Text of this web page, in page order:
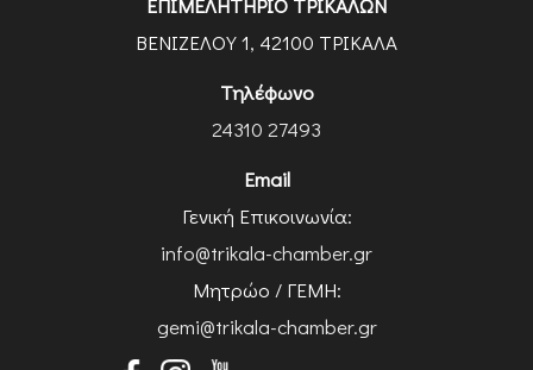
ΒΕΝΙΖΕΛΟΥ 1, 42100 ΤΡΙΚΑΛΑ
Τηλέφωνο
24310 27493
Email
Γενική Επικοινωνία:
info@trikala-chamber.gr
Μητρώο / ΓΕΜΗ:
gemi@trikala-chamber.gr